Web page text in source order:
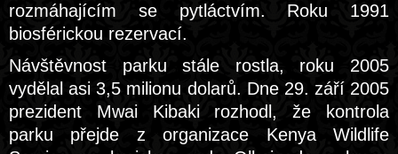
rozmáhajícím se pytláctvím. Roku 1991
biosférickou rezervací.
Návštěvnost parku stále rostla, roku 2005
vydělal asi 3,5 milionu dolarů. Dne 29. září 2005
prezident Mwai Kibaki rozhodl, že kontrola
parku přejde z organizace Kenya Wildlife